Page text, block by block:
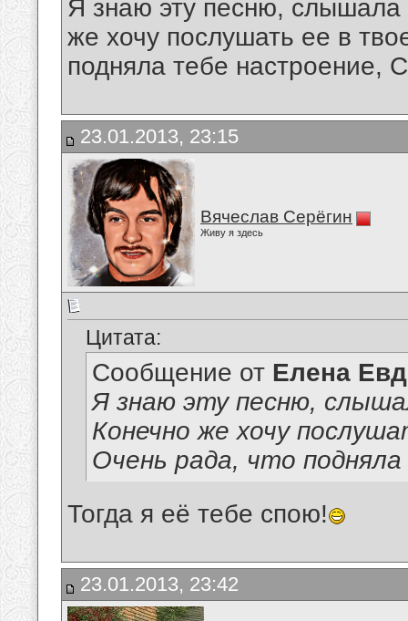
Я знаю эту песню,
же хочу послушать ее в
подняла тебе настроение,
23.01.2013, 23:15
Вячеслав Серёгин
Живу я здесь
Цитата:
Сообщение от Елена
Я знаю эту песню,
Конечно же хочу
Очень рада, что
Тогда я её тебе спою!
23.01.2013, 23:42